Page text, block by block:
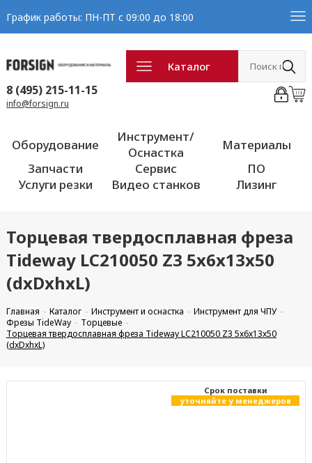
График работы: ПН-ПТ с 09:00 до 18:00
Каталог
8 (495) 215-11-15
info@forsign.ru
Оборудование
Инструмент/
Оснастка
Материалы
Запчасти
Сервис
ПО
Услуги резки
Видео станков Лизинг
Торцевая твердосплавная фреза
Tideway LC210050 Z3 5x6x13x50
(dxDxhxL)
Главная Каталог Инструмент и оснастка
Инструмент для ЧПУ
Фрезы TideWay
Торцевые
Торцевая твердосплавная фреза Tideway LC210050 Z3 5x6x13x50
(dxDxhxL)
Cрок поставки
уточняйте у менеджеров